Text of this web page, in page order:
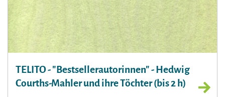
TELITO - "Bestsellerautorinnen" - Hedwig
Courths-Mahler und ihre Töchter (bis 2 h)